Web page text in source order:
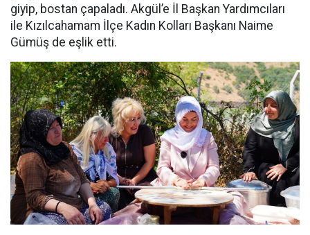
giyip, bostan çapaladı. Akgül’e İl Başkan Yardımcıları
ile Kızılcahamam İlçe Kadın Kolları Başkanı Naime
Gümüş de eşlik etti.